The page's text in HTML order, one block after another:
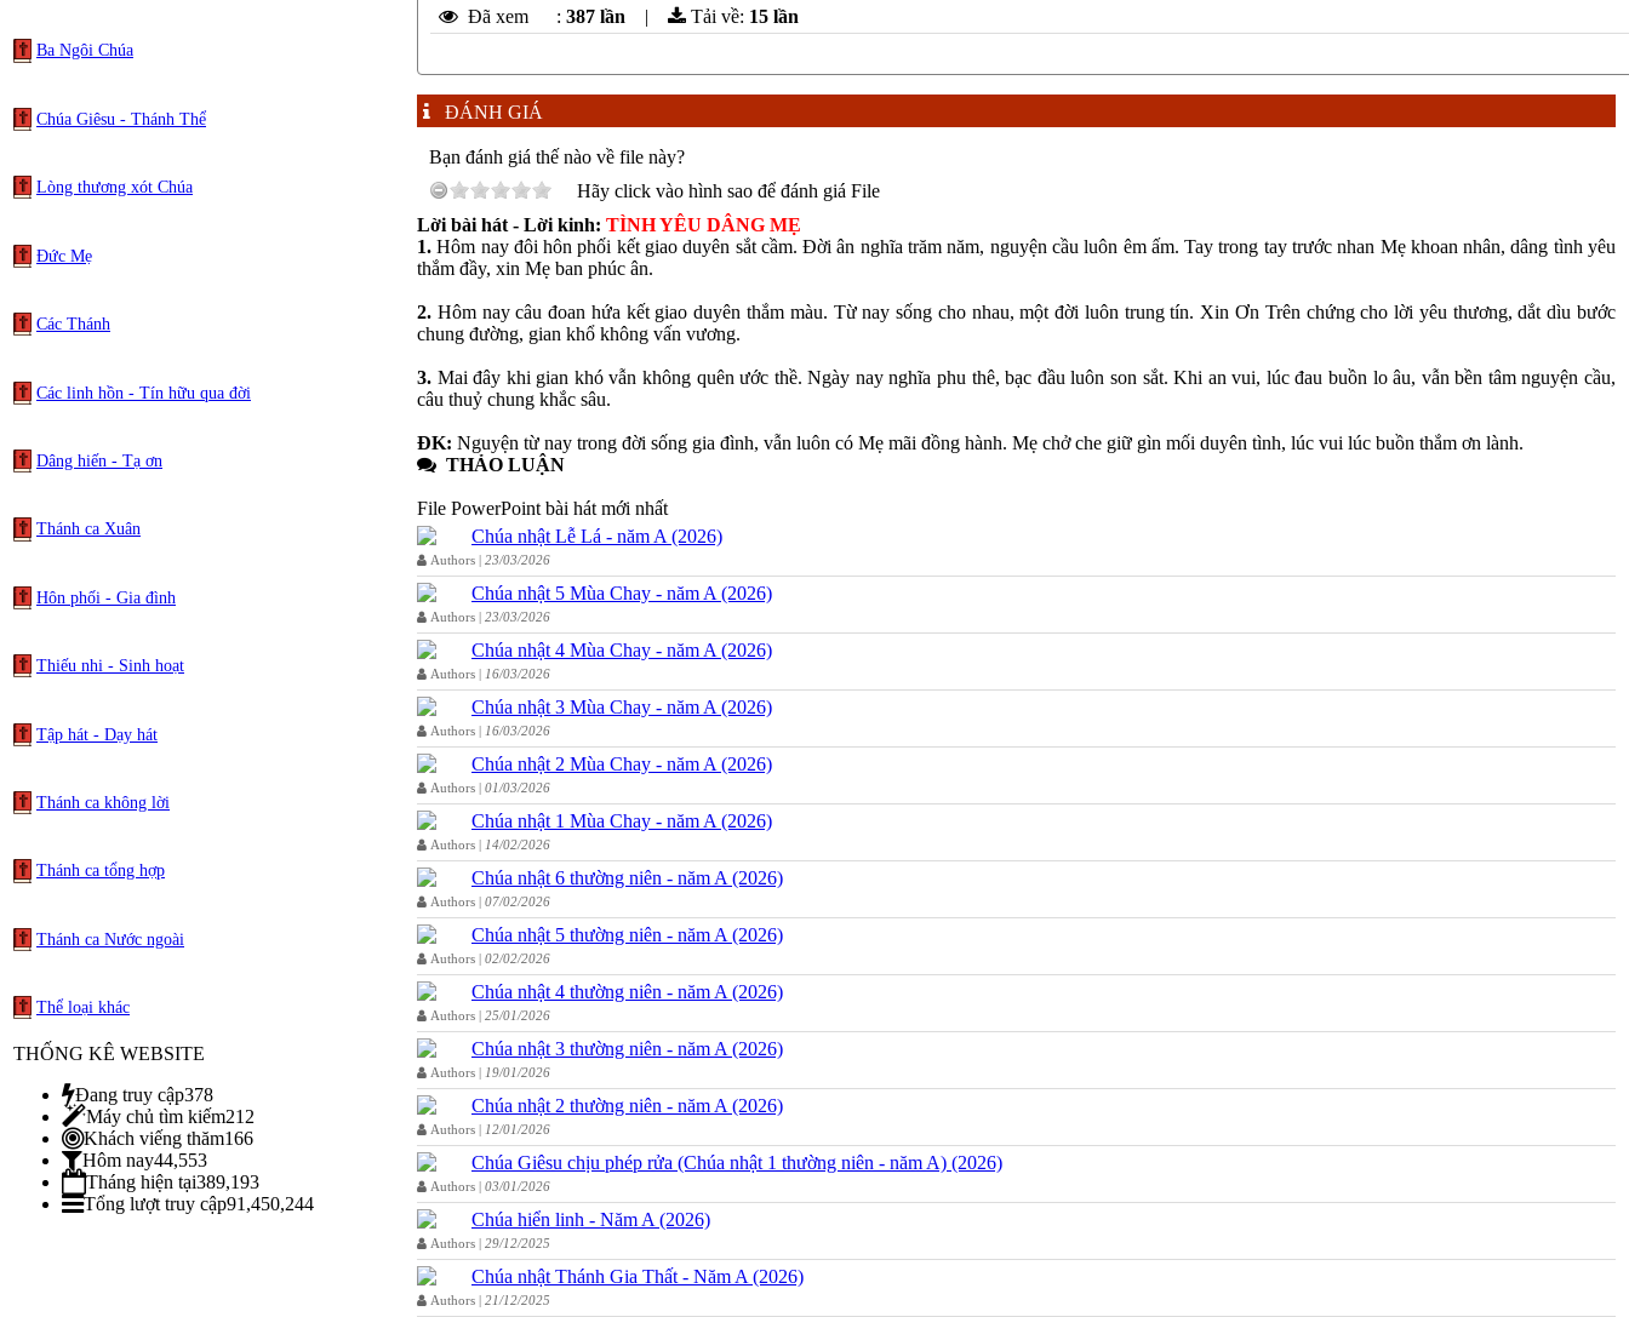
Ba Ngôi Chúa
Chúa Giêsu - Thánh Thể
Lòng thương xót Chúa
Đức Mẹ
Các Thánh
Các linh hồn - Tín hữu qua đời
Dâng hiến - Tạ ơn
Thánh ca Xuân
Hôn phối - Gia đình
Thiếu nhi - Sinh hoạt
Tập hát - Dạy hát
Thánh ca không lời
Thánh ca tổng hợp
Thánh ca Nước ngoài
Thể loại khác
THỐNG KÊ WEBSITE
Đang truy cập378
Máy chủ tìm kiếm212
Khách viếng thăm166
Hôm nay44,553
Tháng hiện tại389,193
Tổng lượt truy cập91,450,244
Đã xem
: 387 lần | Tải về: 15 lần
ĐÁNH GIÁ
Bạn đánh giá thế nào về file này?
Hãy click vào hình sao để đánh giá File
Lời bài hát - Lời kinh: TÌNH YÊU DÂNG MẸ
1.Hôm nay đôi hôn phối kết giao duyên sắt cầm. Đời ân nghĩa trăm năm, nguyện cầu luôn êm ấm. Tay trong tay trước nhan Mẹ khoan nhân, dâng tình yêu
thắm đầy, xin Mẹ ban phúc ân.
2. Hôm nay câu đoan hứa kết giao duyên thắm màu. Từ nay sống cho nhau, một đời luôn trung tín. Xin Ơn Trên chứng cho lời yêu thương, dắt dìu bước
chung đường, gian khổ không vấn vương.
3. Mai đây khi gian khó vẫn không quên ước thề. Ngày nay nghĩa phu thê, bạc đầu luôn son sắt. Khi an vui, lúc đau buồn lo âu, vẫn bền tâm nguyện cầu,
câu thuỷ chung khắc sâu.
ĐK: Nguyện từ nay trong đời sống gia đình, vẫn luôn có Mẹ mãi đồng hành. Mẹ chở che giữ gìn mối duyên tình, lúc vui lúc buồn thắm ơn lành.
THẢO LUẬN
File PowerPoint bài hát mới nhất
Chúa nhật Lễ Lá - năm A (2026)
Authors | 23/03/2026
Chúa nhật 5 Mùa Chay - năm A (2026)
Authors | 23/03/2026
Chúa nhật 4 Mùa Chay - năm A (2026)
Authors | 16/03/2026
Chúa nhật 3 Mùa Chay - năm A (2026)
Authors | 16/03/2026
Chúa nhật 2 Mùa Chay - năm A (2026)
Authors | 01/03/2026
Chúa nhật 1 Mùa Chay - năm A (2026)
Authors | 14/02/2026
Chúa nhật 6 thường niên - năm A (2026)
Authors | 07/02/2026
Chúa nhật 5 thường niên - năm A (2026)
Authors | 02/02/2026
Chúa nhật 4 thường niên - năm A (2026)
Authors | 25/01/2026
Chúa nhật 3 thường niên - năm A (2026)
Authors | 19/01/2026
Chúa nhật 2 thường niên - năm A (2026)
Authors | 12/01/2026
Chúa Giêsu chịu phép rửa (Chúa nhật 1 thường niên - năm A) (2026)
Authors | 03/01/2026
Chúa hiển linh - Năm A (2026)
Authors | 29/12/2025
Chúa nhật Thánh Gia Thất - Năm A (2026)
Authors | 21/12/2025